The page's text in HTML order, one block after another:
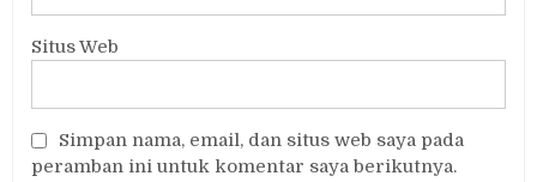
Situs Web
Simpan nama, email, dan situs web saya pada
peramban ini untuk komentar saya berikutnya.